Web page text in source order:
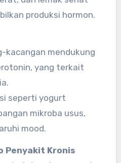
produksi hormon.
kacangan mendukung
yang terkait
seperti yogurt
mikroba usus,
mood.
Penyakit Kronis